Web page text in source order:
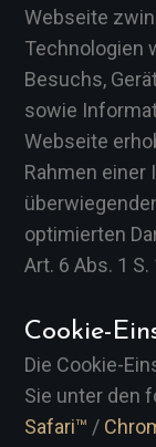
Webseite
Technologien
Besuchs,
sowie
Webseite
Rahmen einer
optimierten
Art. 6 Abs. 1 S.
Cookie-
Die Cookie-
Sie unter den
Safari™ /